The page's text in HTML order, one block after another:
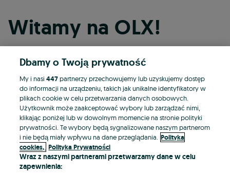
Witamy na OLX!
Kontynuuj przez Facebooka
Kontynuuj przez konto Apple
Kontynuuj przez konto Google
LUB
Dbamy o Twoją prywatność
My i nasi447partnerzy przechowujemy lub uzyskujemy dostęp
do informacji na urządzeniu, takich jak unikalne identyfikatory w
plikach cookie w celu przetwarzania danych osobowych.
Użytkownik może zaakceptować wybory lub zarządzać nimi,
klikając poniżej lub w dowolnym momencie na stronie polityki
prywatności. Te wybory będą sygnalizowane naszym partnerom
i nie będą miały wpływu na dane przeglądania. Polityka
cookies, Polityka Prywatności
Wraz z naszymi partnerami przetwarzamy dane w celu
zapewnienia: